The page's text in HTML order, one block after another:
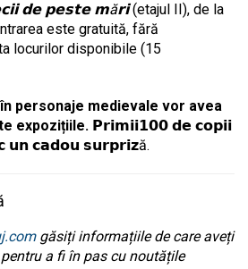
𝗱𝗲 𝗽𝗲𝘀𝘁𝗲 𝗺ă𝗿𝗶(etajul II), de la
este gratuită, fără
locurilor disponibile (15
personaje medievale vor avea
expozițiile. 𝗣𝗿𝗶𝗺𝗶𝗶𝟭𝟬𝟬 𝗱𝗲 𝗰𝗼𝗽𝗶𝗶
𝗰𝗮𝗱𝗼𝘂 𝘀𝘂𝗿𝗽𝗿𝗶𝘇ă.
găsiți informațiile de care aveți
a fi în pas cu noutățile